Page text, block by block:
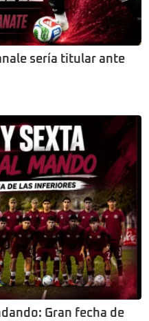
sería titular ante
Gran fecha de